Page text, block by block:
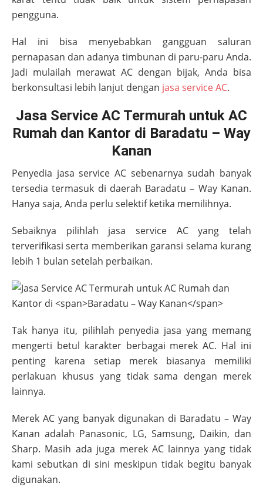
pengguna.
Hal ini bisa menyebabkan gangguan saluran
pernapasan dan adanya timbunan di paru-paru Anda.
Jadi mulailah merawat AC dengan bijak, Anda bisa
berkonsultasi lebih lanjut dengan jasa service AC.
Jasa Service AC Termurah untuk AC
Rumah dan Kantor di Baradatu – Way
Kanan
Penyedia jasa service AC sebenarnya sudah banyak
tersedia termasuk di daerah Baradatu – Way Kanan.
Hanya saja, Anda perlu selektif ketika memilihnya.
Sebaiknya pilihlah jasa service AC yang telah
terverifikasi serta memberikan garansi selama kurang
lebih 1 bulan setelah perbaikan.
Tak hanya itu, pilihlah penyedia jasa yang memang
mengerti betul karakter berbagai merek AC. Hal ini
penting karena setiap merek biasanya memiliki
perlakuan khusus yang tidak sama dengan merek
lainnya.
Merek AC yang banyak digunakan di Baradatu – Way
Kanan adalah Panasonic, LG, Samsung, Daikin, dan
Sharp. Masih ada juga merek AC lainnya yang tidak
kami sebutkan di sini meskipun tidak begitu banyak
digunakan.